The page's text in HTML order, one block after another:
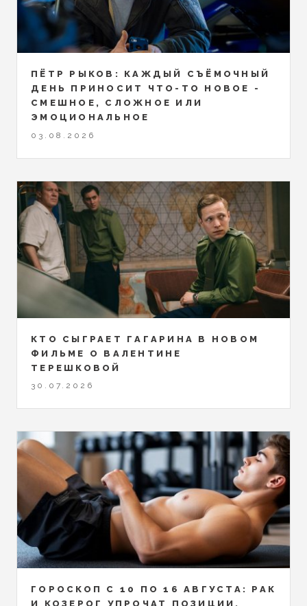
ПЁТР РЫКОВ: КАЖДЫЙ СЪЁМОЧНЫЙ
ДЕНЬ ПРИНОСИТ ЧТО-ТО НОВОЕ -
СМЕШНОЕ, СЛОЖНОЕ ИЛИ
ЭМОЦИОНАЛЬНОЕ
03.08.2026
КТО СЫГРАЕТ ГАГАРИНА В НОВОМ
ФИЛЬМЕ О ВАЛЕНТИНЕ
ТЕРЕШКОВОЙ
30.07.2026
ГОРОСКОП С 10 ПО 16 АВГУСТА: РАК
И КОЗЕРОГ УПРОЧАТ ПОЗИЦИИ,